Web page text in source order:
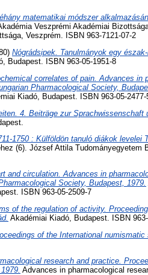
matematikai módszer
Veszprémi Akadémiai
Veszprém. ISBN 963-7121-07-2
Nógrádsipek. Tanulmányok egy
Budapest. ISBN 963-05-1951-8
correlates of pain. Advances in
Pharmacological Society,
Kiadó, Budapest. ISBN 963-05-2477-
4. Beiträge zur Sprachwissenschaft
1750 : Külföldön tanuló diákok levelei
(6). József Attila Tudományegyetem
and circulation. Advances in
Society, Budapest, 1979.
ISBN 963-05-2509-7
of the regulation of activity.
Akadémiai Kiadó, Budapest. ISBN
of the International numismatic
research and practice.
Advances in pharmacological